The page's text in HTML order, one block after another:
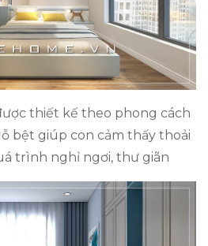
thiết kế theo phong cách
bệt giúp con cảm thấy thoải
trình nghỉ ngơi, thư giãn